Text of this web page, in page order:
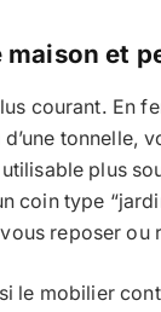
maison et
courant. En
tonnelle,
plus
coin type
reposer ou
le mobilier